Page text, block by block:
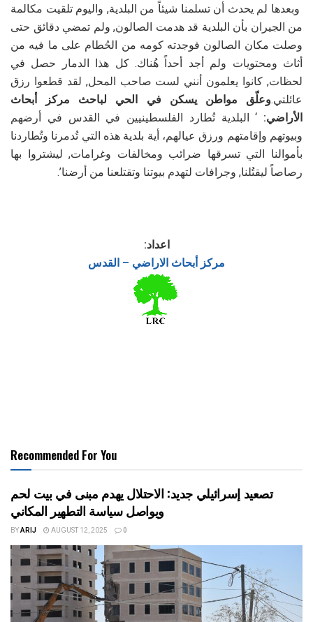
وبعدها لم يحدث أن تسلمنا شيئاً من البلدية, واليوم تلقيت مكالمة
من الجيران بأن البلدية قد هدمت الصالون, ولم تمضي دقائق حتى
وصلت مكان الصالون فوجدته كومه من الحُطام على ما فيه من
أثاث ومحتويات ولم أجد أحداً هُناك. كل هذا الدمار حصل في
لحظات, كانوا يعلمون أنني لست صاحب المحل, لقد قطعوا رزق
عائلتي.وعلّق مواطن يسكن في الحي لباحث مركز أبحاث
الأراضي: ‘ البلدية تُطارد الفلسطينيين في القدس في أرضهم
وبيوتهم وإقامتهم ورزق عيالهم، أية بلدية هذه التي تُدمرنا وتُطاردنا
بأموالنا التي تسرقها ضرائب ومخالفات وغرامات, ليشتروا بها
رصاصاً ليقتُلنا, وجرافات لتهدم بيوتنا وتقتلعنا من أرضنا’.
اعداد:
مركز أبحاث الاراضي – القدس
Recommended For You
تصعيد إسرائيلي جديد: الاحتلال يهدم مبنى في بيت لحم
ويواصل سياسة التطهير المكاني
BYARIJ AUGUST 12, 2025 0